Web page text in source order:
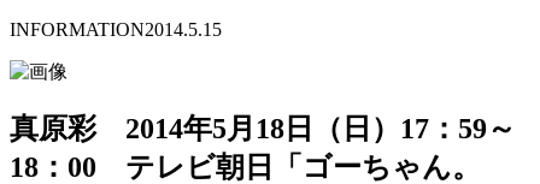
INFORMATION2014.5.15
真原彩 2014年5月18日（日）17：59～
18：00 テレビ朝日「ゴーちゃん。